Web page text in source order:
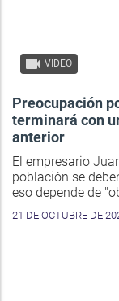
VIDEO
Preocupación
terminará con
anterior
El empresario
población se
eso depende de
21 DE OCTUBRE DE